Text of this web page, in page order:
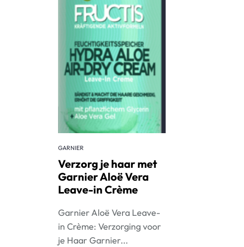
GARNIER
Verzorg je haar met
Garnier Aloë Vera
Leave-in Crème
Garnier Aloë Vera Leave-
in Crème: Verzorging voor
je Haar Garnier...